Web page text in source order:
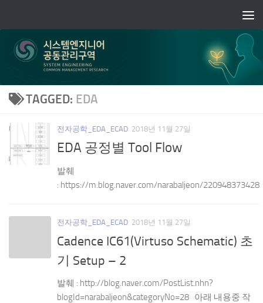
TAGGED: EDA
전자공학_EDA_ECAD 2018년 11월 27일
EDA 공정별 Tool Flow
발췌
: https://m.blog.naver.com/narabaljeon/220948373428
전자공학_EDA_ECAD 2018년 11월 27일
Cadence IC61(Virtuso Schematic) 초
기 Setup – 2
발췌 : http://blog.naver.com/PostList.nhn?
blogId=narabaljeon&categoryNo=28 아래 내용중 작